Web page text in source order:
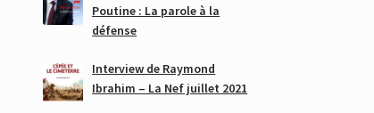
Poutine : La parole à la
défense
Interview de Raymond
Ibrahim – La Nef juillet 2021